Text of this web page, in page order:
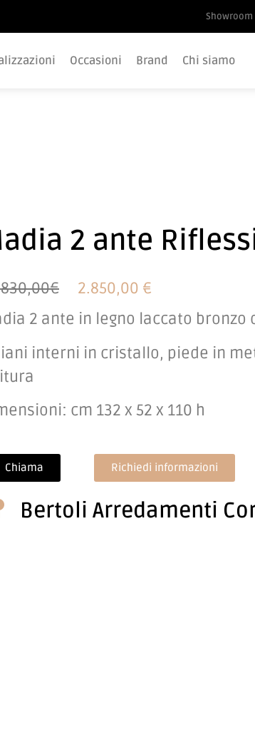
Showroom
Occasioni Brand Chi siamo
2 ante
2.850,00 €
2 ante in legno laccato bronzo
interni in cristallo, piede in
cm 132 x 52 x 110 h
Chiama Richiedi informazioni
Bertoli Arredamenti